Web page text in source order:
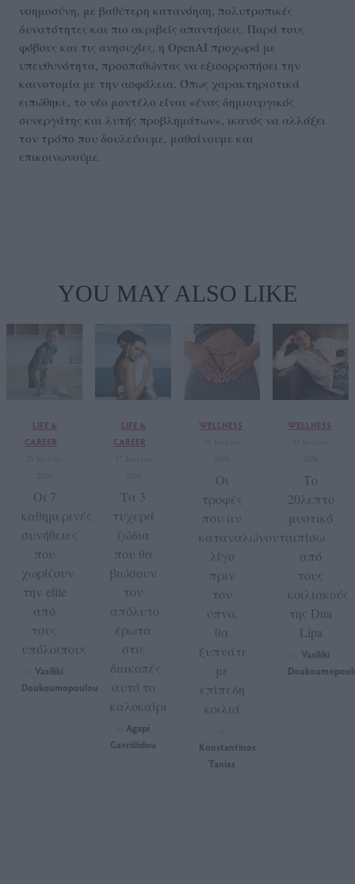
νοημοσύνη, με βαθύτερη κατανόηση, πολυτροπικές
δυνατότητες και πιο ακριβείς απαντήσεις. Παρά τους
φόβους και τις ανησυχίες, η OpenAI προχωρά με
υπευθυνότητα, προσπαθώντας να εξισορροπήσει την
καινοτομία με την ασφάλεια. Όπως χαρακτηριστικά
ειπώθηκε, το νέο μοντέλο είναι «ένας δημιουργικός
συνεργάτης και λυτής προβλημάτων», ικανός να αλλάξει
τον τρόπο που δουλεύουμε, μαθαίνουμε και
επικοινωνούμε.
YOU MAY ALSO LIKE
LIFE &
CAREER
Οι 7
καθημερινές
συνήθειες
που
χωρίζουν
την elite
από
τους
υπόλοιπους
Vasiliki
Doukoumopoulou
LIFE &
CAREER
Τα 3
τυχερά
ζώδια
που θα
βιώσουν
τον
απόλυτο
έρωτα
στις
διακοπές
αυτό το
καλοκαίρι
Agapi
Gavriilidou
WELLNESS
Οι
τροφές
που αν
καταναλώνονται
λίγο
πριν
τον
ύπνο,
θα
ξυπνάτε
με
επίπεδη
κοιλιά
Konstantinos
Tanias
WELLNESS
Το
20λεπτο
μυστικό
πίσω
από
τους
κοιλιακούς
της Dua
Lipa
Vasiliki